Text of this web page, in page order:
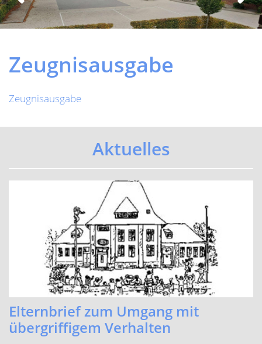
Zeugnisausgabe
Zeugnisausgabe
Aktuelles
Elternbrief zum Umgang mit
übergriffigem Verhalten